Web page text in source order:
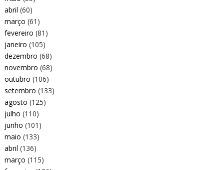
abril (60)
março (61)
fevereiro (81)
janeiro (105)
dezembro (68)
novembro (68)
outubro (106)
setembro (133)
agosto (125)
julho (110)
junho (101)
maio (133)
abril (136)
março (115)